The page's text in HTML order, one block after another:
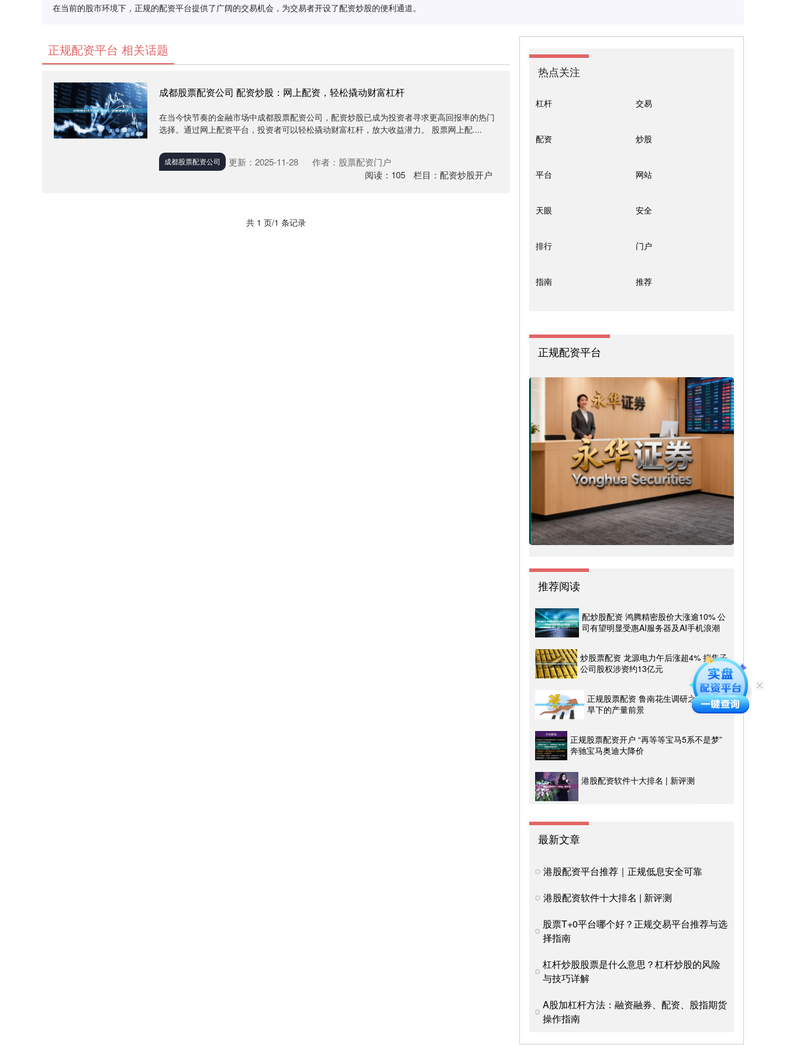
在当前的股市环境下，正规的配资平台提供了广阔的交易机会，为交易者开设了配资炒股的便利通道。
正规配资平台 相关话题
成都股票配资公司 配资炒股：网上配资，轻松撬动财富杠杆
在当今快节奏的金融市场中成都股票配资公司，配资炒股已成为投资者寻求更高回报率的热门
选择。通过网上配资平台，投资者可以轻松撬动财富杠杆，放大收益潜力。 股票网上配....
成都股票配资公司 更新：2025-11-28
作者：股票配资门户
阅读： 105 栏目： 配资炒股开户
共 1 页/1 条记录
热点关注
杠杆 交易
配资 炒股
平台 网站
天眼 安全
排行 门户
指南 推荐
正规配资平台
推荐阅读
配炒股配资 鸿腾精密股价大涨逾10% 公
司有望明显受惠AI服务器及AI手机浪潮
炒股票配资 龙源电力午后涨超4% 拟售子
公司股权涉资约13亿元
正规股票配资 鲁南花生调研之严重干
旱下的产量前景
正规股票配资开户 “再等等宝马5系不是梦”
奔驰宝马奥迪大降价
港股配资软件十大排名 | 新评测
最新文章
港股配资平台推荐｜正规低息安全可靠
港股配资软件十大排名 | 新评测
股票T+0平台哪个好？正规交易平台推荐与选
择指南
杠杆炒股股票是什么意思？杠杆炒股的风险
与技巧详解
A股加杠杆方法：融资融券、配资、股指期货
操作指南